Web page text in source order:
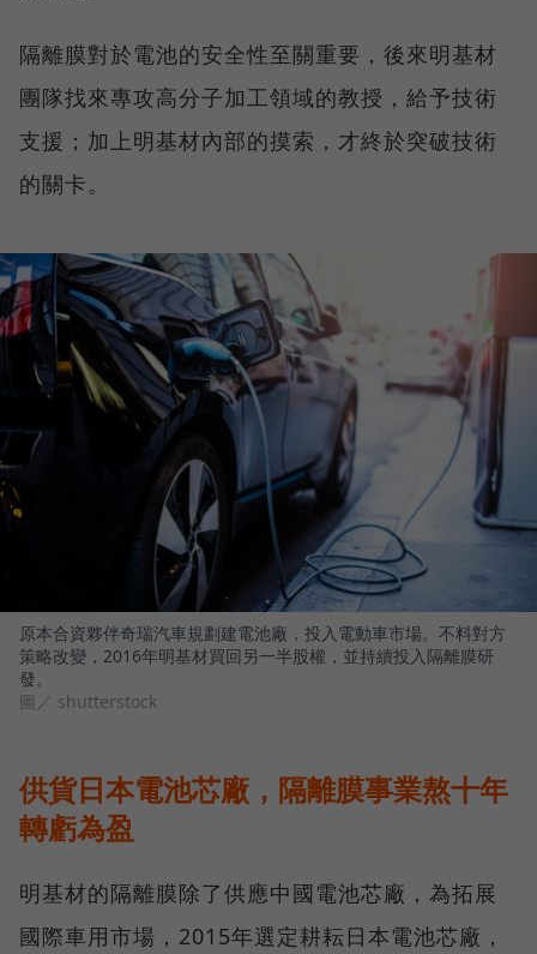
隔離膜對於電池的安全性至關重要，後來明基材
團隊找來專攻高分子加工領域的教授，給予技術
支援；加上明基材內部的摸索，才終於突破技術
的關卡。
原本合資夥伴奇瑞汽車規劃建電池廠，投入電動車市場。不料對方
策略改變，2016年明基材買回另一半股權，並持續投入隔離膜研
發。
圖／ shutterstock
供貨日本電池芯廠，隔離膜事業熬十年
轉虧為盈
明基材的隔離膜除了供應中國電池芯廠，為拓展
國際車用市場，2015年選定耕耘日本電池芯廠，